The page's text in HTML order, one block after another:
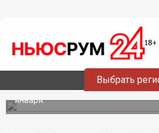
Выбрать
В новогодние
расписание электричек
Нижний – Фролищи
Праздничное расписание
января.